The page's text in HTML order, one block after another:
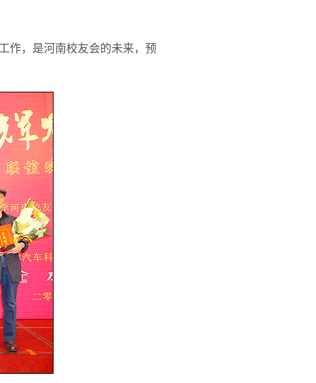
作，是河南校友会的未来，预